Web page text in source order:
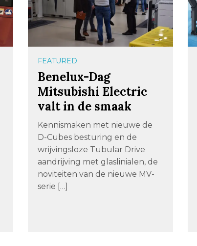
FEATURED
Benelux-Dag
Mitsubishi Electric
valt in de smaak
Kennismaken met nieuwe de
D-Cubes besturing en de
wrijvingsloze Tubular Drive
aandrijving met glaslinialen, de
noviteiten van de nieuwe MV-
serie […]